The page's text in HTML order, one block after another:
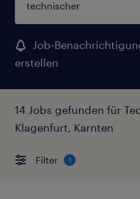
Job-
erstellen
14 Jobs gefunden für
Klagenfurt, Karnten
Filter 1